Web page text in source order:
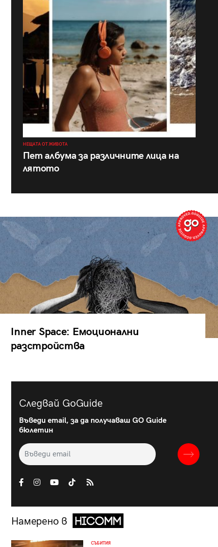
НЕЩАТА ОТ ЖИВОТА
Пет албума за различните лица на
лятото
Inner Space: Емоционални
разстройства
Следвай GoGuide
Въведи email, за да получаваш GO Guide
бюлетин
Намерено в
СЪБИТИЯ